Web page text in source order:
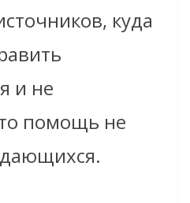
куда
и не
помощь не